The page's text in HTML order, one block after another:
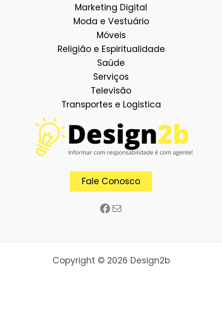
Marketing Digital
Moda e Vestuário
Móveis
Religião e Espiritualidade
Saúde
Serviços
Televisão
Transportes e Logistica
Fale Conosco
Facebook
E-mail
Copyright © 2026 Design2b